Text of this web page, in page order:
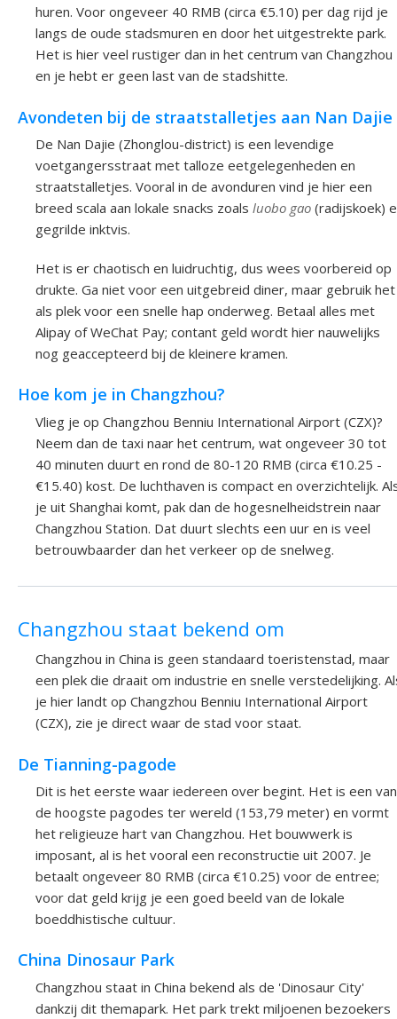
huren. Voor ongeveer 40 RMB (circa €5.10) per dag rijd je
langs de oude stadsmuren en door het uitgestrekte park.
Het is hier veel rustiger dan in het centrum van Changzhou
en je hebt er geen last van de stadshitte.
Avondeten bij de straatstalletjes aan Nan Dajie
De Nan Dajie (Zhonglou-district) is een levendige
voetgangersstraat met talloze eetgelegenheden en
straatstalletjes. Vooral in de avonduren vind je hier een
breed scala aan lokale snacks zoals luobo gao (radijskoek)
gegrilde inktvis.
Het is er chaotisch en luidruchtig, dus wees voorbereid op
drukte. Ga niet voor een uitgebreid diner, maar gebruik het
als plek voor een snelle hap onderweg. Betaal alles met
Alipay of WeChat Pay; contant geld wordt hier nauwelijks
nog geaccepteerd bij de kleinere kramen.
Hoe kom je in Changzhou?
Vlieg je op Changzhou Benniu International Airport (CZX)?
Neem dan de taxi naar het centrum, wat ongeveer 30 tot
40 minuten duurt en rond de 80-120 RMB (circa €10.25 -
€15.40) kost. De luchthaven is compact en overzichtelijk.
je uit Shanghai komt, pak dan de hogesnelheidstrein naar
Changzhou Station. Dat duurt slechts een uur en is veel
betrouwbaarder dan het verkeer op de snelweg.
Changzhou staat bekend om
Changzhou in China is geen standaard toeristenstad, maar
een plek die draait om industrie en snelle verstedelijking.
je hier landt op Changzhou Benniu International Airport
(CZX), zie je direct waar de stad voor staat.
De Tianning-pagode
Dit is het eerste waar iedereen over begint. Het is een van
de hoogste pagodes ter wereld (153,79 meter) en vormt
het religieuze hart van Changzhou. Het bouwwerk is
imposant, al is het vooral een reconstructie uit 2007. Je
betaalt ongeveer 80 RMB (circa €10.25) voor de entree;
voor dat geld krijg je een goed beeld van de lokale
boeddhistische cultuur.
China Dinosaur Park
Changzhou staat in China bekend als de 'Dinosaur City'
dankzij dit themapark. Het park trekt miljoenen bezoekers